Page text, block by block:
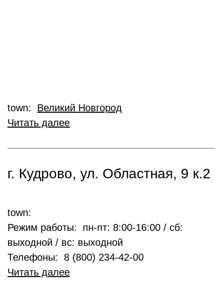
town: Великий Новгород
Читать далее
г. Кудрово, ул. Областная, 9 к.2
town:
Режим работы: пн-пт: 8:00-16:00 / сб:
выходной / вс: выходной
Телефоны: 8 (800) 234-42-00
Читать далее